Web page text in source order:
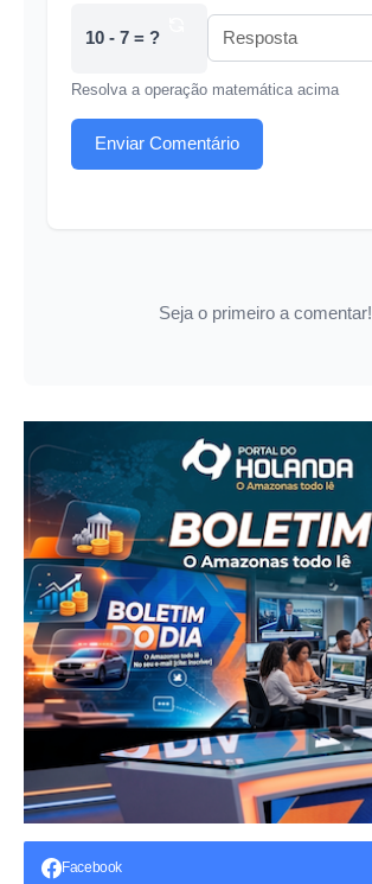
10 - 7 = ?
Resolva a operação matemática acima
Enviar Comentário
Seja o primeiro a comentar!
Facebook